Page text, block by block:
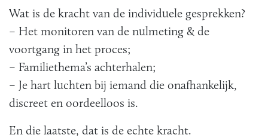
Wat is de kracht van de individuele gesprekken?
– Het monitoren van de nulmeting & de
voortgang in het proces;
– Familiethema’s achterhalen;
– Je hart luchten bij iemand die onafhankelijk,
discreet en oordeelloos is.
En die laatste, dat is de echte kracht.